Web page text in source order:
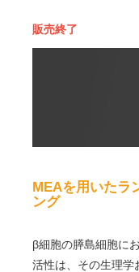
販売終了
MEAを用いたラ
ング
β細胞の膵島細胞に
活性は、その生理学